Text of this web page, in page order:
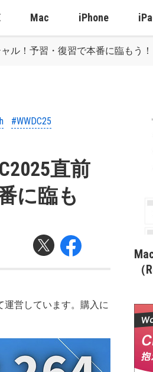
Mac iPhone
ル！予習・復習で本番に臨もう！
#WWDC25
直前
に臨も
営しています。購入に